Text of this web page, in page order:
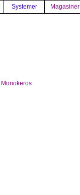
Systemer Magasiner
Monokeros